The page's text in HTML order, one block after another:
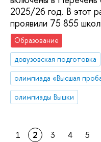
2025/26 год. В этот
проявили 75 855
Образование
довузовская подготовка
олимпиада «Высшая
олимпиады Вышки
1 2 3 4 5